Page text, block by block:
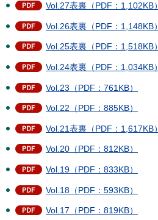
Vol.27表裏（PDF：1,102KB）
Vol.26表裏（PDF：1,148KB）
Vol.25表裏（PDF：1,518KB）
Vol.24表裏（PDF：1,034KB）
Vol.23（PDF：761KB）
Vol.22（PDF：885KB）
Vol.21表裏（PDF：1,617KB）
Vol.20（PDF：812KB）
Vol.19（PDF：833KB）
Vol.18（PDF：593KB）
Vol.17（PDF：819KB）